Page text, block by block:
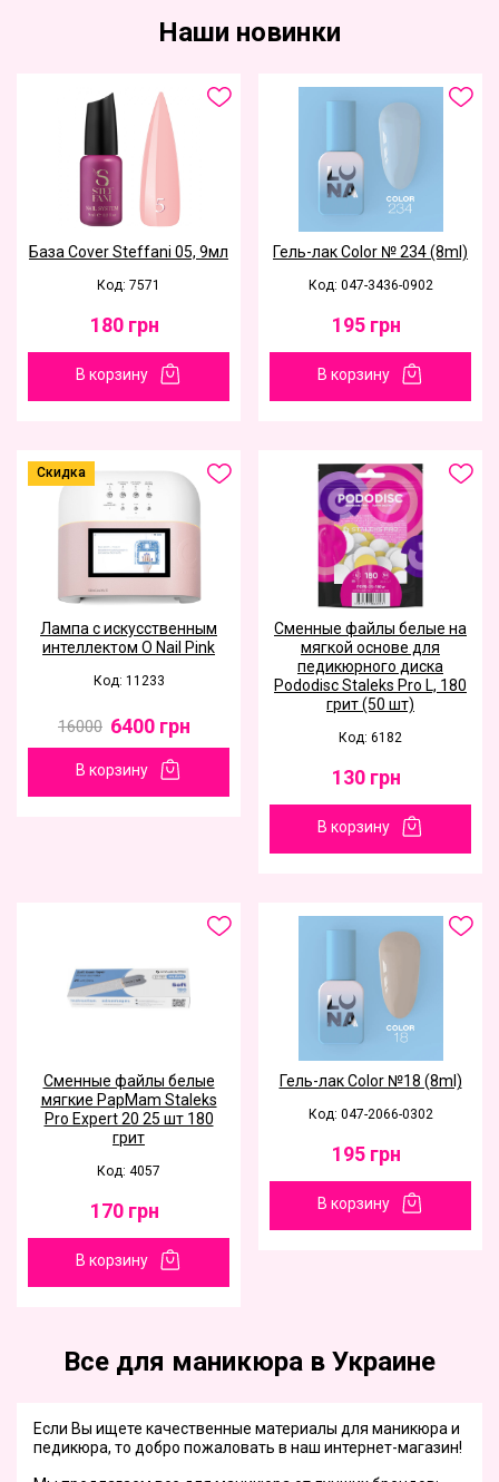
Наши новинки
База Cover Steffani 05, 9мл
Код: 7571
180 грн
В корзину
Гель-лак Color № 234 (8ml)
Код: 047-3436-0902
195 грн
В корзину
Скидка
Лампа с искусственным
интеллектом O Nail Pink
Код: 11233
16000 6400 грн
В корзину
Сменные файлы белые на
мягкой основе для
педикюрного диска
Pododisc Staleks Pro L, 180
грит (50 шт)
Код: 6182
130 грн
В корзину
Сменные файлы белые
мягкие PapMam Staleks
Pro Expert 20 25 шт 180
грит
Код: 4057
170 грн
В корзину
Гель-лак Color №18 (8ml)
Код: 047-2066-0302
195 грн
В корзину
Все для маникюра в Украине
Если Вы ищете качественные материалы для маникюра и
педикюра, то добро пожаловать в наш интернет-магазин!